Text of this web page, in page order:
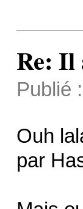
Re: Il
Publié :
Ouh
par